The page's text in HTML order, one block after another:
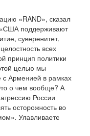
«RAND», сказал
«США поддерживают
суверенитет,
всех
принцип политики
целью мы
Арменией в рамках
о чем вообще? А
России
осторожность во
Улавливаете